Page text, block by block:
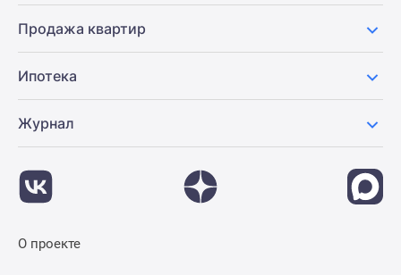
Продажа квартир
Ипотека
Журнал
О проекте